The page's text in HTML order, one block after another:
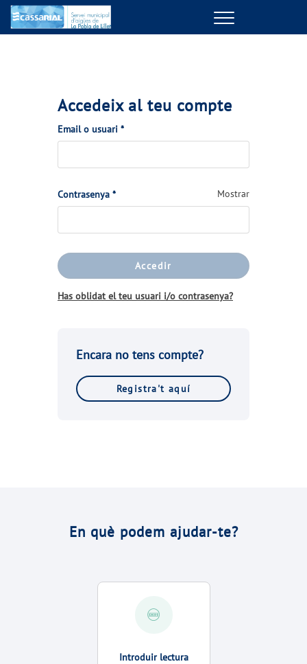
Menu
LA TEVA AIGUA
CONEIX-NOS
EL NOSTRE COMPROMÍS
En què podem ajudar-te?
Introduir lectura
Accedeix al teu compte
Email o usuari *(Obligatori)
Contrasenya *(Obligatori) Mostrar
Accedir
Has oblidat el teu usuari i/o contrasenya?
Encara no tens compte?
Registra't aquí